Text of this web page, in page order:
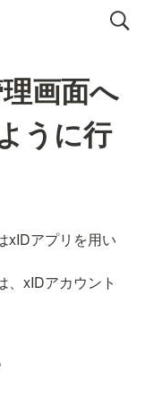
画面へ
うに行
xIDアプリを用い
、xIDアカウント